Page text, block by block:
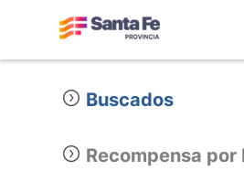
Buscados
Recompensa